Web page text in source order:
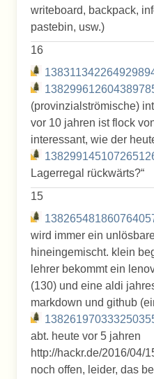
writeboard, backpack,
pastebin, usw.)
16
(provinzialströmische)
vor 10 jahren ist flock
interessant, wie der
Lagerregal rückwärts?“
15
wird immer ein
hineingemischt. klein
lehrer bekommt ein
(130) und eine aldi
markdown und github
abt. heute vor 5 jahren
http://hackr.de/2016/04/
noch offen, leider, das